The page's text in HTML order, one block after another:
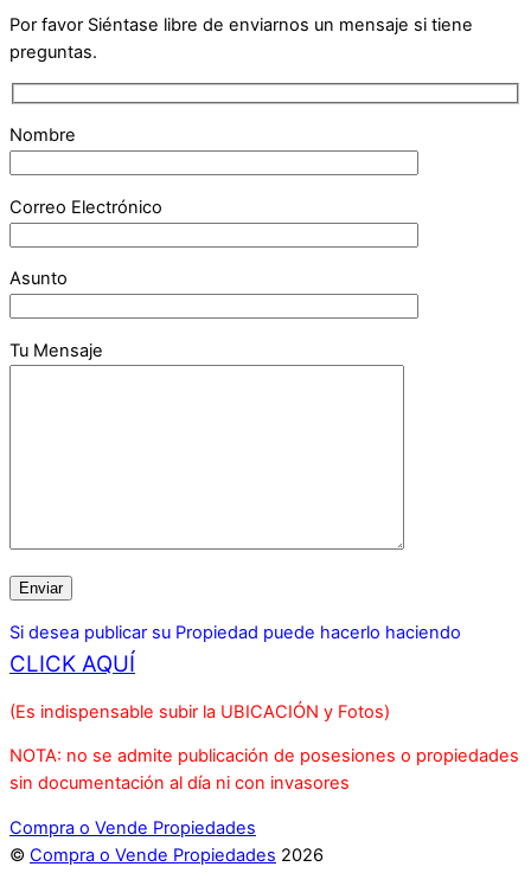
Por favor Siéntase libre de enviarnos un mensaje si tiene
preguntas.
Nombre
Correo Electrónico
Asunto
Tu Mensaje
Si desea publicar su Propiedad puede hacerlo haciendo
CLICK AQUÍ
(Es indispensable subir la UBICACIÓN y Fotos)
NOTA: no se admite publicación de posesiones o propiedades
sin documentación al día ni con invasores
Compra o Vende Propiedades
© Compra o Vende Propiedades 2026